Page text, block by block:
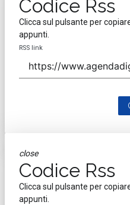
Codice Rss
Clicca sul pulsante per
appunti.
RSS link
close
Codice Rss
Clicca sul pulsante per
appunti.